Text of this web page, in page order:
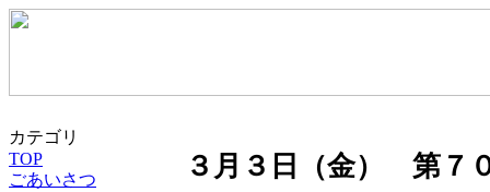
カテゴリ
TOP
ごあいさつ
３月３日（金） 第７